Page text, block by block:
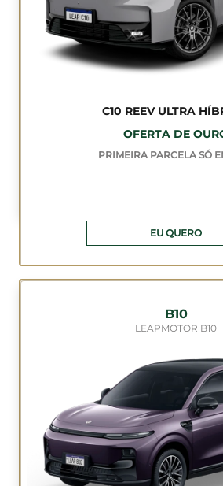
C10 REEV ULTRA
OFERTA DE
PRIMEIRA PARCELA SÓ
EU QUERO
B10
LEAPMOTOR B10